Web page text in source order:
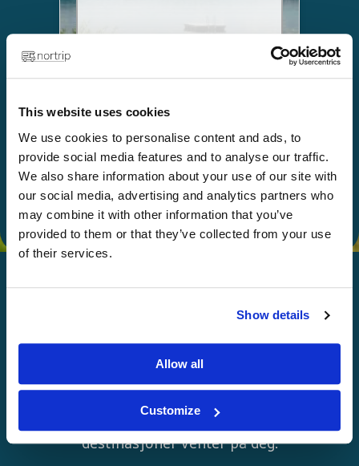
This website uses cookies
We use cookies to personalise content and ads, to
provide social media features and to analyse our traffic.
We also share information about your use of our site with
our social media, advertising and analytics partners who
may combine it with other information that you’ve
provided to them or that they’ve collected from your use
of their services.
Show details
Allow all
Customize
Gi som gave
God Nortripping!
opplevelser, lokale smaker og unike
destinasjoner venter på deg.